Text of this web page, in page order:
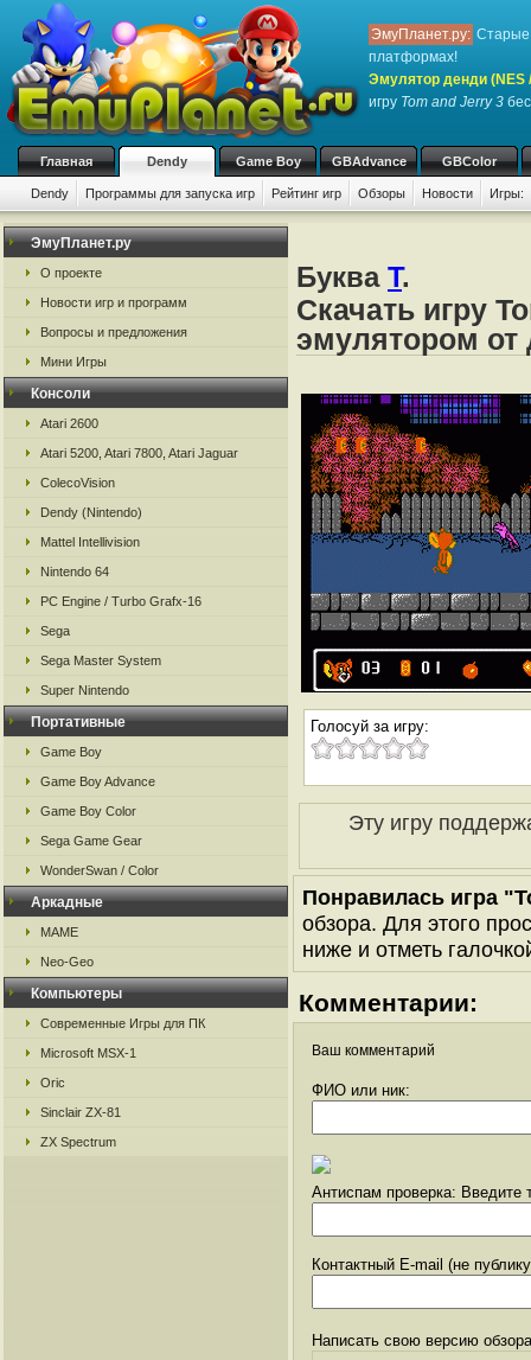
ЭмуПланет.ру: Старые
платформах!
Эмулятор денди (NES
игру Tom and Jerry 3
Главная Dendy Game Boy GBAdvance GBColor
Dendy Программы для запуска игр Рейтинг игр Обзоры Новости Игры:
ЭмуПланет.ру
О проекте
Новости игр и программ
Вопросы и предложения
Мини Игры
Консоли
Atari 2600
Atari 5200, Atari 7800, Atari Jaguar
ColecoVision
Dendy (Nintendo)
Mattel Intellivision
Nintendo 64
PC Engine / Turbo Grafx-16
Sega
Sega Master System
Super Nintendo
Портативные
Game Boy
Game Boy Advance
Game Boy Color
Sega Game Gear
WonderSwan / Color
Аркадные
MAME
Neo-Geo
Компьютеры
Современные Игры для ПК
Microsoft MSX-1
Oric
Sinclair ZX-81
ZX Spectrum
Буква T.
Скачать игру
эмулятором от
Голосуй за игру:
Эту игру
Понравилась игра
обзора. Для этого
ниже и отметь
Комментарии:
Ваш комментарий
ФИО или ник:
Антиспам проверка: Введите
Контактный E-mail (не
Написать свою версию